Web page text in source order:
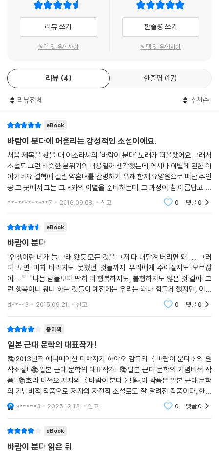
리뷰 쓰기
혜택 및 유의사항
한줄평 쓰기
혜택 및 유의사항
리뷰 4 한줄평 17
리뷰전체 추천순
eBook
바람이 분다에 어울리는 감성적인 소설이예요.
처음 제목을 봤을 때 이소라씨의 '바람이 분다' 노래가 떠올랐어요.그래서
소설도 그런 비슷한 분위기의 내용일까 생각했는데,역시나 이별에 관한 이
야기네요.결핵에 걸린 약혼녀를 간병하기 위해 함께 요양원으로 떠난 주인
공.그 곳에서 그는 그녀와의 이별을 준비하는데..그 과정이 참 아름답고 감
성적으로 느껴졌어요.미야자키 하야오 애니의 모티브가 된 작품이라고 하
n***********7 2016.09.08. 신고 0 댓글0
eBook
바람이 분다
"인생이란 네가 늘 그래 왔듯 모든 것을 그저 다 내맡겨 버리면 돼. ......그러
다 보면 미처 바라지도 못했던 것들까지 우리에게 주어질지도 모르잖
아......" "나는 남들보다 딱히 더 행복하지도, 불행하지도 않은 것 같아. 그
런 행복이니 뭐니 하는 것들이 예전에는 우리는 꽤나 힘들게 했지만, 이제
는 잊어버리려고 하면 완전히 잊어버릴 수 있을 정도야." 바람이 분다. 오
d****3 2015.09.21. 신고 0 댓글0
종이책
일본 근대 문학의 대표작가!
📚2013년작 애니메이션 미야자키 하야오 감독의 ＜바람이 분다＞의 원
작소설! 📚일본 근대 문학의 대표작가! 📚일본 근대 문학의 기념비적 작
품! 📚호리 다쓰오 저자의 ＜바람이 분다＞! 🌬이 작품은 일본 근대 문학
의 기념비적 작품으로 저자의 자전적 소설로도 잘 알려진 작품이다. 한국
에는 처음으로 소개되는 작가인 호리 다쓰오 저자는 자신이 직접 경험한
이야기를 소설
s*****3 2025.12.12. 신고 0 댓글0
eBook
바람이 분다 읽은 뒤